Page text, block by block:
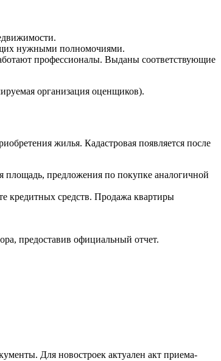
нужными полномочиями.
профессионалы. Выданы соответствующие
организация оценщиков).
жилья. Кадастровая появляется после
площадь, предложения по покупке аналогичной
кредитных средств. Продажа квартиры
предоставив официальный отчет.
Для новостроек актуален акт приема-